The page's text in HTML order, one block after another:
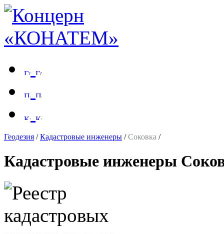
Геодезия /Кадастровые инженеры /Соковка /
Кадастровые инженеры